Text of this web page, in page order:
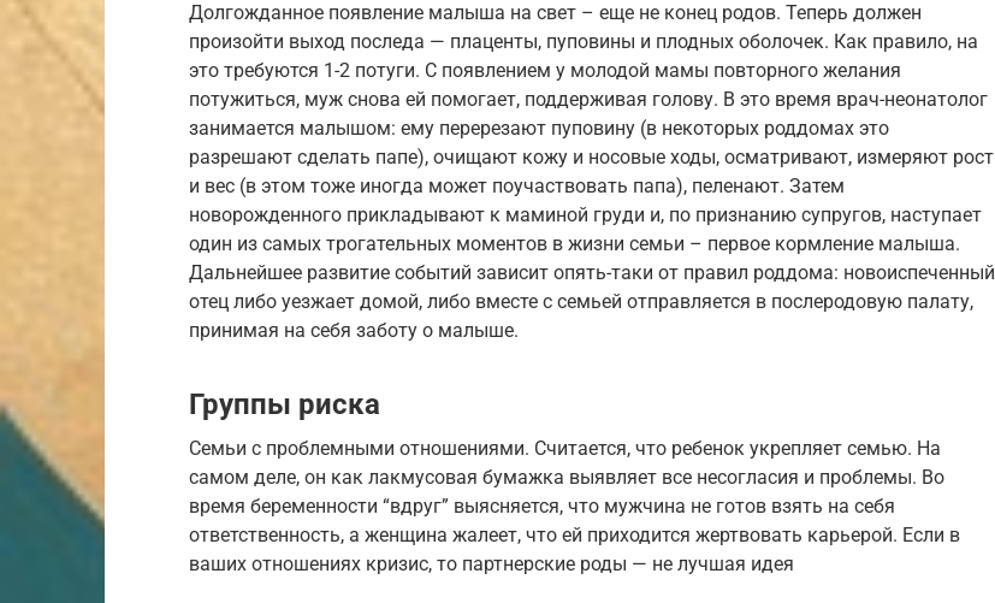
Долгожданное появление малыша на свет – еще не конец родов. Теперь должен
произойти выход последа — плаценты, пуповины и плодных оболочек. Как правило, на
это требуются 1-2 потуги. С появлением у молодой мамы повторного желания
потужиться, муж снова ей помогает, поддерживая голову. В это время врач-неонатолог
занимается малышом: ему перерезают пуповину (в некоторых роддомах это
разрешают сделать папе), очищают кожу и носовые ходы, осматривают, измеряют рост
и вес (в этом тоже иногда может поучаствовать папа), пеленают. Затем
новорожденного прикладывают к маминой груди и, по признанию супругов, наступает
один из самых трогательных моментов в жизни семьи – первое кормление малыша.
Дальнейшее развитие событий зависит опять-таки от правил роддома: новоиспеченный
отец либо уезжает домой, либо вместе с семьей отправляется в послеродовую палату,
принимая на себя заботу о малыше.
Группы риска
Семьи с проблемными отношениями. Считается, что ребенок укрепляет семью. На
самом деле, он как лакмусовая бумажка выявляет все несогласия и проблемы. Во
время беременности “вдруг” выясняется, что мужчина не готов взять на себя
ответственность, а женщина жалеет, что ей приходится жертвовать карьерой. Если в
ваших отношениях кризис, то партнерские роды — не лучшая идея